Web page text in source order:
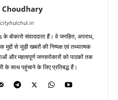
Choudhary
संवाददाता हैं। वे जनहित, अपराध,
से जुड़ी खबरों की निष्पक्ष एवं तथ्यात्मक
और महत्वपूर्ण जनसरोकारों को पाठकों तक
के साथ पहुंचाने के लिए प्रतिबद्ध हैं।